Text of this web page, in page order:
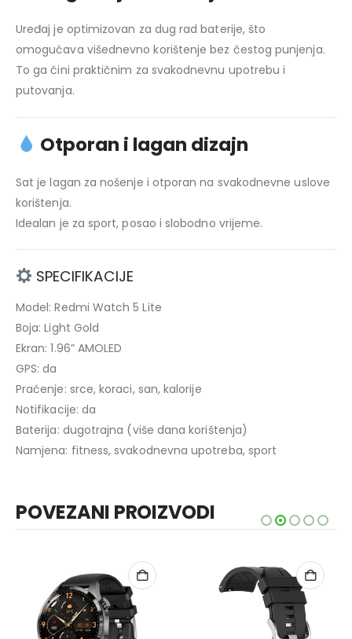
Uređaj je optimizovan za dug rad baterije, što
omogućava višednevno korištenje bez čestog punjenja.
To ga čini praktičnim za svakodnevnu upotrebu i
putovanja.
Otporan i lagan dizajn
Sat je lagan za nošenje i otporan na svakodnevne uslove
korištenja.
Idealan je za sport, posao i slobodno vrijeme.
SPECIFIKACIJE
Model: Redmi Watch 5 Lite
Boja: Light Gold
Ekran: 1.96” AMOLED
GPS: da
Praćenje: srce, koraci, san, kalorije
Notifikacije: da
Baterija: dugotrajna (više dana korištenja)
Namjena: fitness, svakodnevna upotreba, sport
POVEZANI PROIZVODI